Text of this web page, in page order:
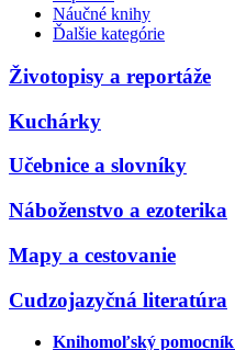
Náučné knihy
Ďalšie kategórie
Životopisy a reportáže
Kuchárky
Učebnice a slovníky
Náboženstvo a ezoterika
Mapy a cestovanie
Cudzojazyčná literatúra
Knihomoľský pomocník